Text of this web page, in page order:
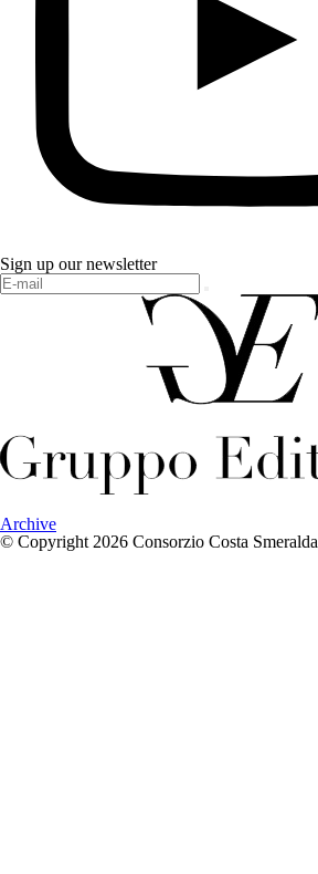
Sign up our newsletter
Archive
© Copyright 2026 Consorzio Costa Smeralda